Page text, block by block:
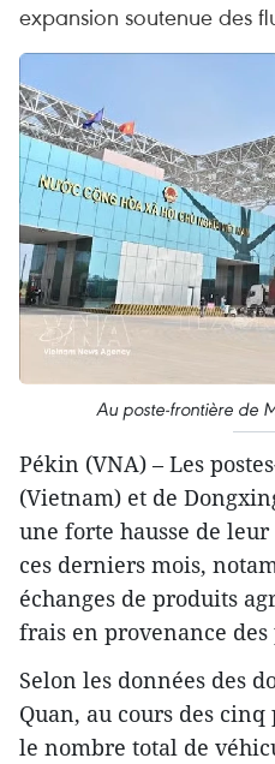
expansion soutenue des
Au poste-frontière de
Pékin (VNA) – Les
(Vietnam) et de
une forte hausse de
ces derniers mois,
échanges de produits
frais en provenance des
Selon les données des
Quan, au cours des
le nombre total de